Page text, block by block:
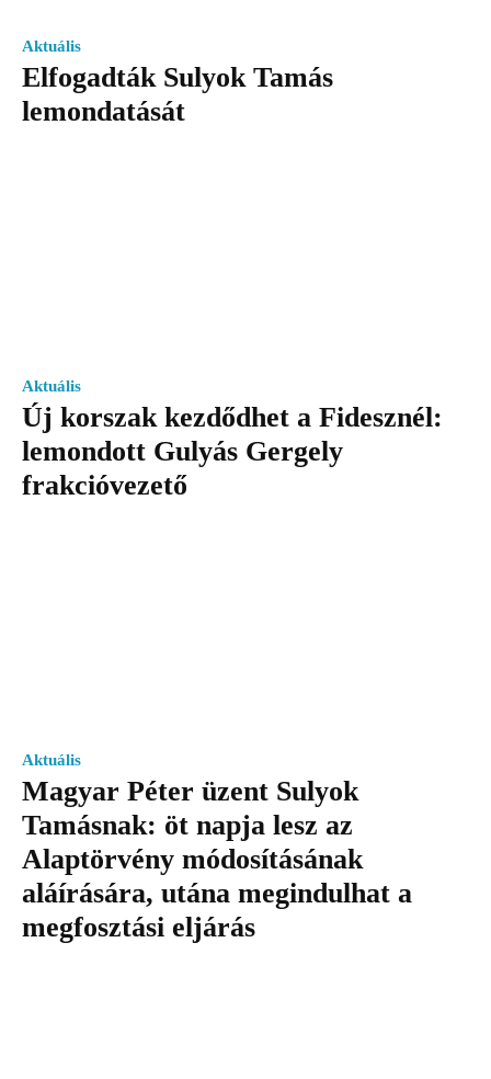
Aktuális
Elfogadták Sulyok Tamás
lemondatását
Aktuális
Új korszak kezdődhet a Fidesznél:
lemondott Gulyás Gergely
frakcióvezető
Aktuális
Magyar Péter üzent Sulyok
Tamásnak: öt napja lesz az
Alaptörvény módosításának
aláírására, utána megindulhat a
megfosztási eljárás